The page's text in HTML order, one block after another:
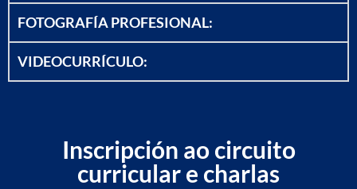
FOTOGRAFÍA PROFESIONAL:
VIDEOCURRÍCULO:
Inscripción ao circuito
curricular e charlas